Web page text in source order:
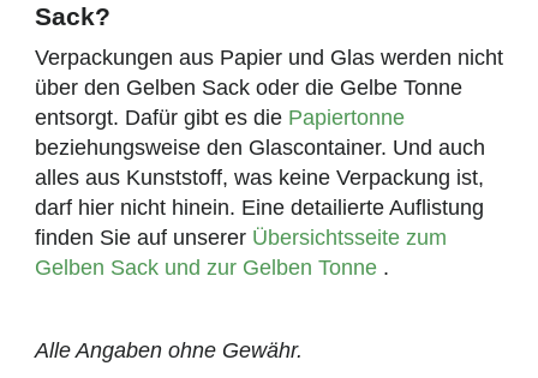
Sack?
Verpackungen aus Papier und Glas werden nicht
über den Gelben Sack oder die Gelbe Tonne
entsorgt. Dafür gibt es die Papiertonne
beziehungsweise den Glascontainer. Und auch
alles aus Kunststoff, was keine Verpackung ist,
darf hier nicht hinein. Eine detailierte Auflistung
finden Sie auf unserer Übersichtsseite zum
Gelben Sack und zur Gelben Tonne .
Alle Angaben ohne Gewähr.